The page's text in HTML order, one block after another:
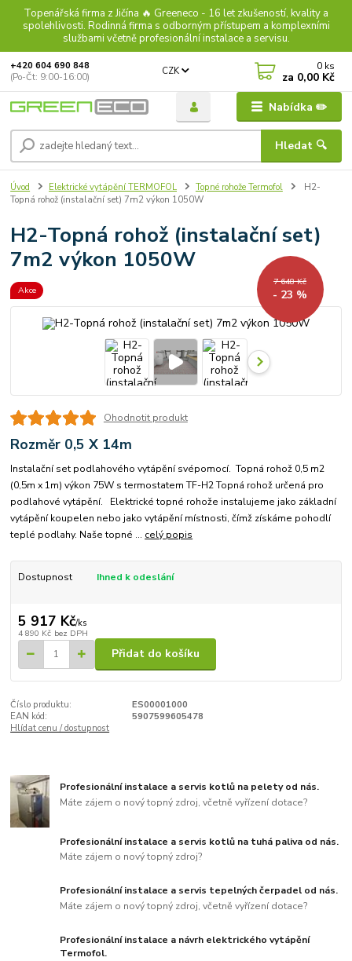
Topenářská firma z Jičína 🔥 Greeneco - 16 let zkušeností, kvality a
spolehlivosti. Rodinná firma s odborným přístupem a komplexními
službami včetně profesionální instalace a servisu.
Nabídka ✏️
CZK
Hledat 🔍
+420 604 690 848
(Po-Čt: 9:00-16:00)
0 ks
za 0,00 Kč
Úvod Elektrické vytápění TERMOFOL Topné rohože Termofol
H2-
Topná rohož (instalační set) 7m2 výkon 1050W
H2-Topná rohož (instalační set)
7m2 výkon 1050W
Akce
7 648 Kč
- 23 %
Ohodnotit produkt
Rozměr 0,5 X 14m
Instalační set podlahového vytápění svépomocí. Topná rohož 0,5 m2
(0,5m x 1m) výkon 75W s termostatem TF-H2 Topná rohož určená pro
podlahové vytápění. Elektrické topné rohože instalujeme jako základní
vytápění koupelen nebo jako vytápění místnosti, čímž získáme pohodlí
teplé podlahy. Naše topné ... celý popis
Dostupnost Ihned k odeslání
5 917 Kč/ks
4 890 Kč bez DPH
Přidat do košíku
Číslo produktu:
ES00001000
EAN kód:
5907599605478
Hlídat cenu / dostupnost
Profesionální instalace a servis kotlů na pelety od nás.
Máte zájem o nový topný zdroj, včetně vyřízení dotace?
Profesionální instalace a servis kotlů na tuhá paliva od nás.
Máte zájem o nový topný zdroj?
Profesionální instalace a servis tepelných čerpadel od nás.
Máte zájem o nový topný zdroj, včetně vyřízení dotace?
Profesionální instalace a návrh elektrického vytápění
Termofol.